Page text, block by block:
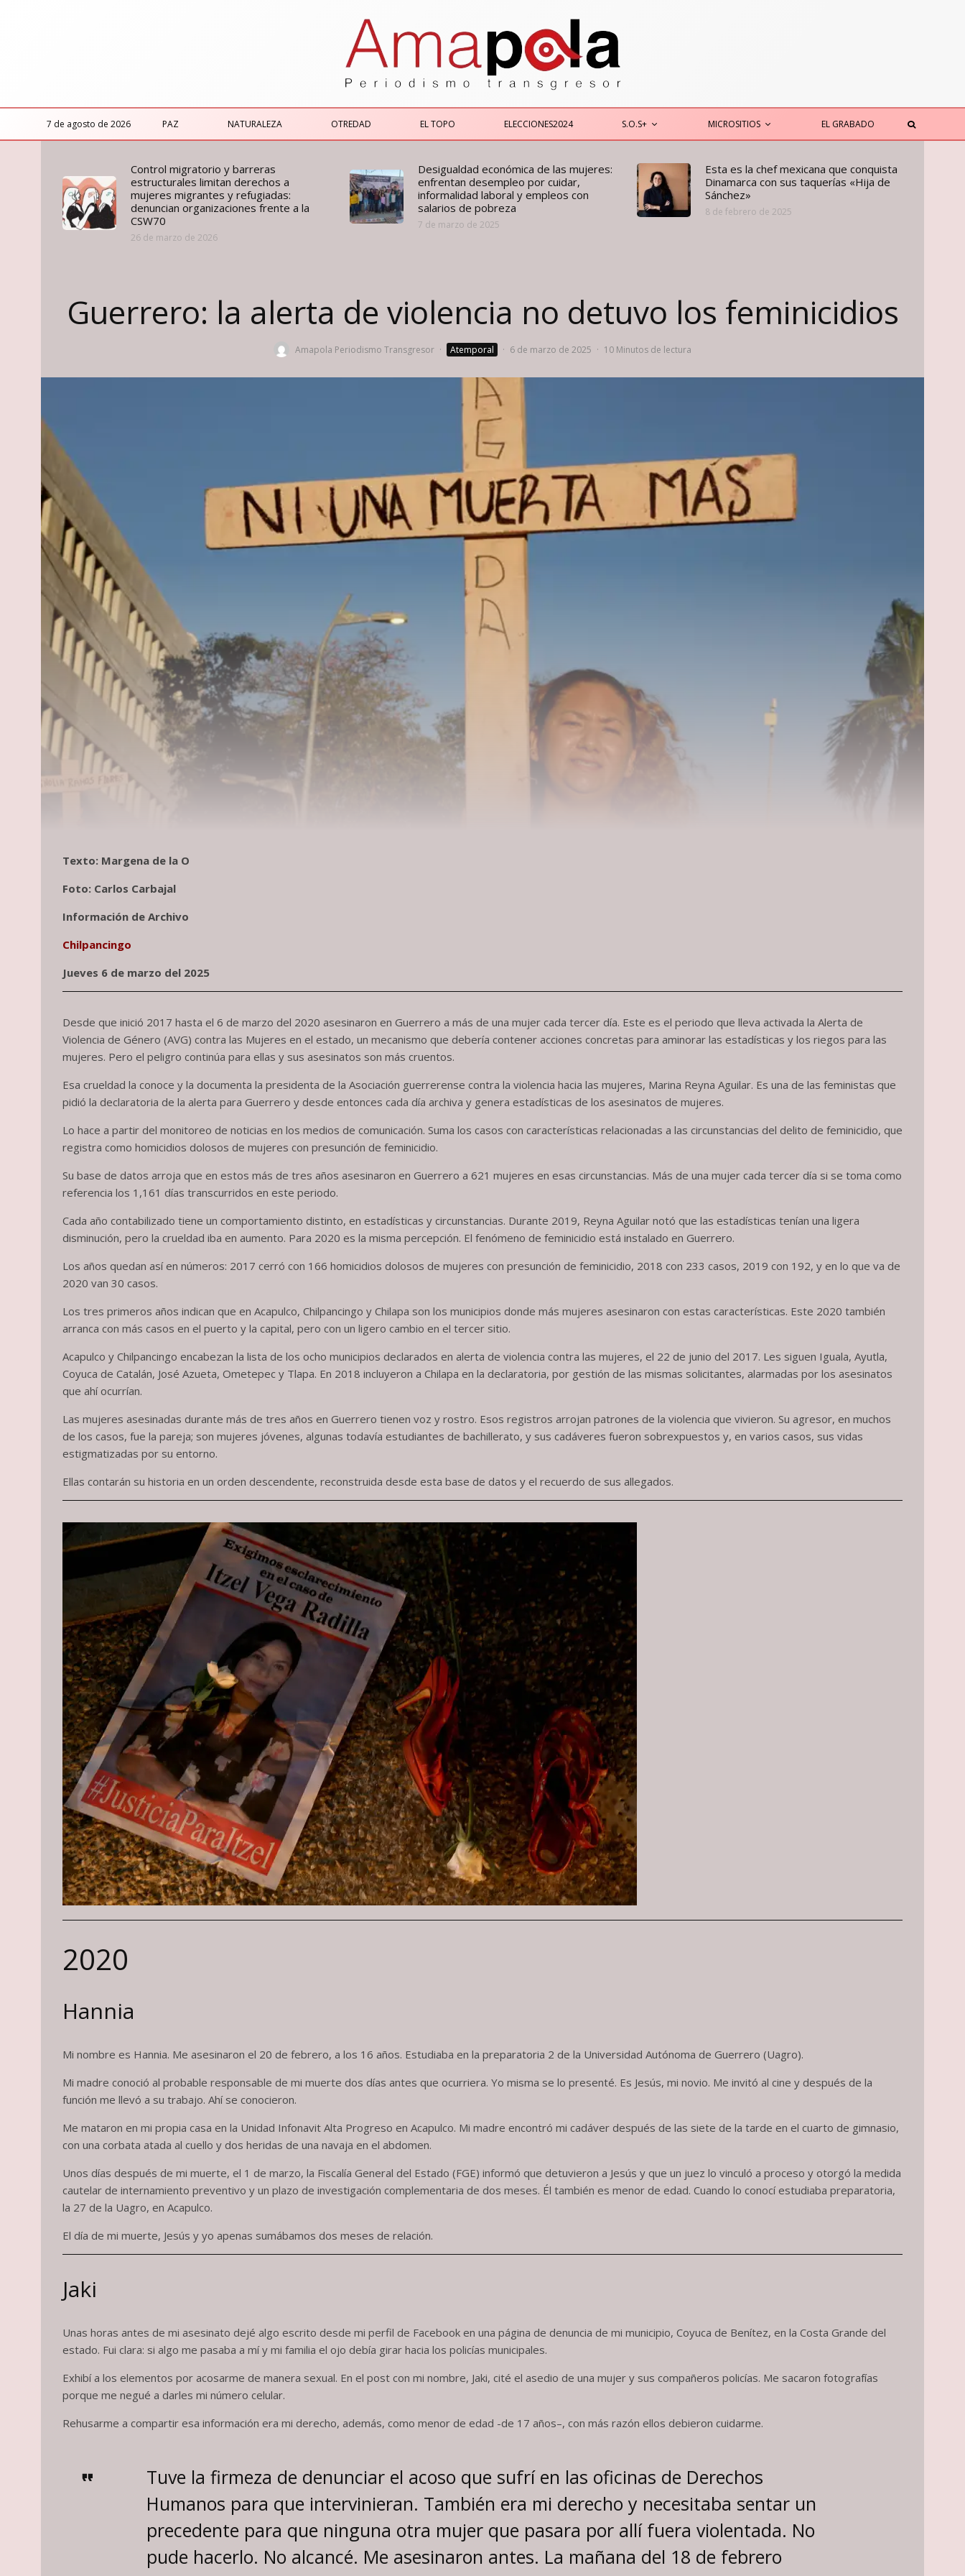
7 de agosto de 2026 PAZ NATURALEZA OTREDAD EL TOPO ELECCIONES2024 S.O.S+ MICROSITIOS EL GRABADO
Control migratorio y barreras
estructurales limitan derechos a
mujeres migrantes y refugiadas:
denuncian organizaciones frente a la
CSW70
26 de marzo de 2026
Desigualdad económica de las mujeres:
enfrentan desempleo por cuidar,
informalidad laboral y empleos con
salarios de pobreza
7 de marzo de 2025
Esta es la chef mexicana que conquista
Dinamarca con sus taquerías «Hija de
Sánchez»
8 de febrero de 2025
Guerrero: la alerta de violencia no detuvo los feminicidios
Amapola Periodismo Transgresor · Atemporal · 6 de marzo de 2025 · 10 Minutos de lectura
Texto: Margena de la O
Foto: Carlos Carbajal
Información de Archivo
Chilpancingo
Jueves 6 de marzo del 2025
Desde que inició 2017 hasta el 6 de marzo del 2020 asesinaron en Guerrero a más de una mujer cada tercer día. Este es el periodo que lleva activada la Alerta de
Violencia de Género (AVG) contra las Mujeres en el estado, un mecanismo que debería contener acciones concretas para aminorar las estadísticas y los riegos para las
mujeres. Pero el peligro continúa para ellas y sus asesinatos son más cruentos.
Esa crueldad la conoce y la documenta la presidenta de la Asociación guerrerense contra la violencia hacia las mujeres, Marina Reyna Aguilar. Es una de las feministas que
pidió la declaratoria de la alerta para Guerrero y desde entonces cada día archiva y genera estadísticas de los asesinatos de mujeres.
Lo hace a partir del monitoreo de noticias en los medios de comunicación. Suma los casos con características relacionadas a las circunstancias del delito de feminicidio, que
registra como homicidios dolosos de mujeres con presunción de feminicidio.
Su base de datos arroja que en estos más de tres años asesinaron en Guerrero a 621 mujeres en esas circunstancias. Más de una mujer cada tercer día si se toma como
referencia los 1,161 días transcurridos en este periodo.
Cada año contabilizado tiene un comportamiento distinto, en estadísticas y circunstancias. Durante 2019, Reyna Aguilar notó que las estadísticas tenían una ligera
disminución, pero la crueldad iba en aumento. Para 2020 es la misma percepción. El fenómeno de feminicidio está instalado en Guerrero.
Los años quedan así en números: 2017 cerró con 166 homicidios dolosos de mujeres con presunción de feminicidio, 2018 con 233 casos, 2019 con 192, y en lo que va de
2020 van 30 casos.
Los tres primeros años indican que en Acapulco, Chilpancingo y Chilapa son los municipios donde más mujeres asesinaron con estas características. Este 2020 también
arranca con más casos en el puerto y la capital, pero con un ligero cambio en el tercer sitio.
Acapulco y Chilpancingo encabezan la lista de los ocho municipios declarados en alerta de violencia contra las mujeres, el 22 de junio del 2017. Les siguen Iguala, Ayutla,
Coyuca de Catalán, José Azueta, Ometepec y Tlapa. En 2018 incluyeron a Chilapa en la declaratoria, por gestión de las mismas solicitantes, alarmadas por los asesinatos
que ahí ocurrían.
Las mujeres asesinadas durante más de tres años en Guerrero tienen voz y rostro. Esos registros arrojan patrones de la violencia que vivieron. Su agresor, en muchos
de los casos, fue la pareja; son mujeres jóvenes, algunas todavía estudiantes de bachillerato, y sus cadáveres fueron sobrexpuestos y, en varios casos, sus vidas
estigmatizadas por su entorno.
Ellas contarán su historia en un orden descendente, reconstruida desde esta base de datos y el recuerdo de sus allegados.
2020
Hannia
Mi nombre es Hannia. Me asesinaron el 20 de febrero, a los 16 años. Estudiaba en la preparatoria 2 de la Universidad Autónoma de Guerrero (Uagro).
Mi madre conoció al probable responsable de mi muerte dos días antes que ocurriera. Yo misma se lo presenté. Es Jesús, mi novio. Me invitó al cine y después de la
función me llevó a su trabajo. Ahí se conocieron.
Me mataron en mi propia casa en la Unidad Infonavit Alta Progreso en Acapulco. Mi madre encontró mi cadáver después de las siete de la tarde en el cuarto de gimnasio,
con una corbata atada al cuello y dos heridas de una navaja en el abdomen.
Unos días después de mi muerte, el 1 de marzo, la Fiscalía General del Estado (FGE) informó que detuvieron a Jesús y que un juez lo vinculó a proceso y otorgó la medida
cautelar de internamiento preventivo y un plazo de investigación complementaria de dos meses. Él también es menor de edad. Cuando lo conocí estudiaba preparatoria,
la 27 de la Uagro, en Acapulco.
El día de mi muerte, Jesús y yo apenas sumábamos dos meses de relación.
Jaki
Unas horas antes de mi asesinato dejé algo escrito desde mi perfil de Facebook en una página de denuncia de mi municipio, Coyuca de Benítez, en la Costa Grande del
estado. Fui clara: si algo me pasaba a mí y mi familia el ojo debía girar hacia los policías municipales.
Exhibí a los elementos por acosarme de manera sexual. En el post con mi nombre, Jaki, cité el asedio de una mujer y sus compañeros policías. Me sacaron fotografías
porque me negué a darles mi número celular.
Rehusarme a compartir esa información era mi derecho, además, como menor de edad -de 17 años–, con más razón ellos debieron cuidarme.
Tuve la firmeza de denunciar el acoso que sufrí en las oficinas de Derechos
Humanos para que intervinieran. También era mi derecho y necesitaba sentar un
precedente para que ninguna otra mujer que pasara por allí fuera violentada. No
pude hacerlo. No alcancé. Me asesinaron antes. La mañana del 18 de febrero